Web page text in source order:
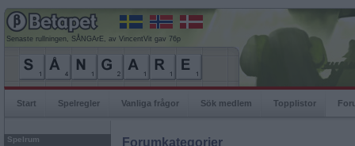
Senaste rullningen, SÅNGArE, av VincentVit gav 76p
Start Spelregler Vanliga frågor Sök medlem Topplistor
Spelrum Forumkategorier